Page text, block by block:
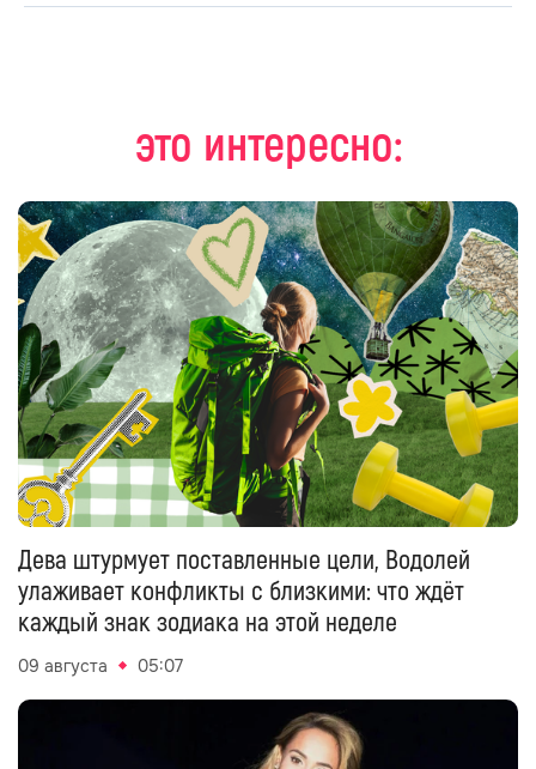
это интересно:
Дева штурмует поставленные цели, Водолей
улаживает конфликты с близкими: что ждёт
каждый знак зодиака на этой неделе
09 августа 05:07